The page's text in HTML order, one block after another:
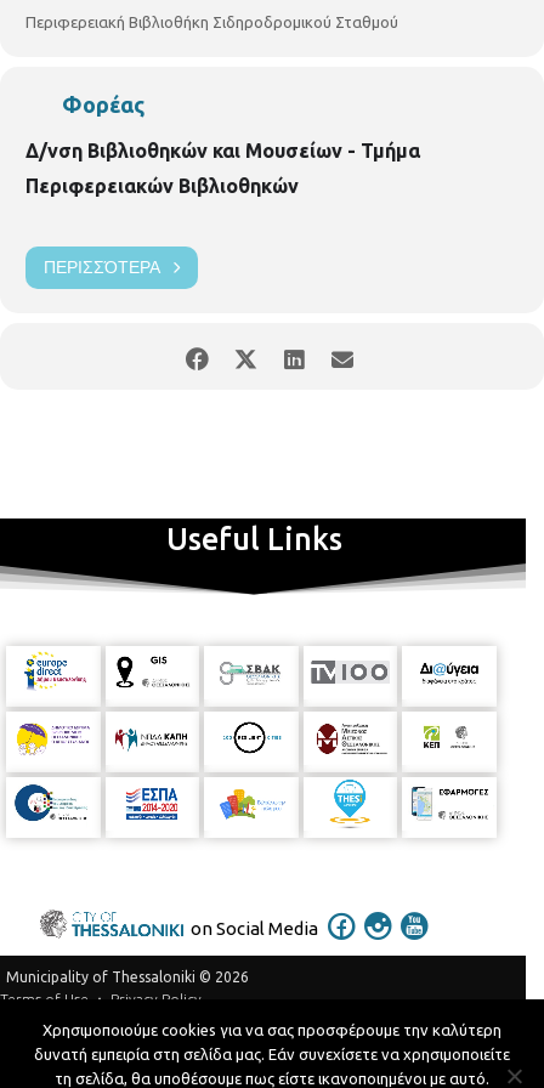
Περιφερειακή Βιβλιοθήκη Σιδηροδρομικού Σταθμού
Φορέας
Δ/νση Βιβλιοθηκών και Μουσείων - Τμήμα
Περιφερειακών Βιβλιοθηκών
ΠΕΡΙΣΣΌΤΕΡΑ
Useful Links
on Social Media
Municipality of Thessaloniki © 2026
Terms of Use
Privacy Policy
Telephone Catalog
Developed byMyCompany Projects
Χρησιμοποιούμε cookies για να σας προσφέρουμε την καλύτερη
δυνατή εμπειρία στη σελίδα μας. Εάν συνεχίσετε να χρησιμοποιείτε
τη σελίδα, θα υποθέσουμε πως είστε ικανοποιημένοι με αυτό.